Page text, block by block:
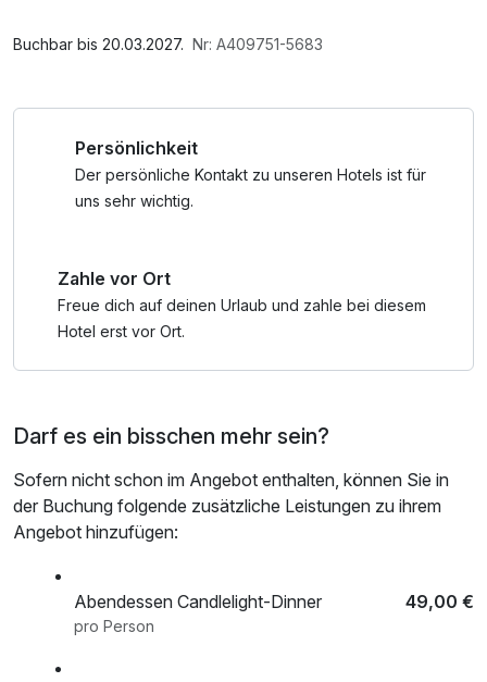
unseren malerischen kleinen Ort.
geeigneten idyllischen Bergsee mit großer Sonnenwiese
und der harztypischen Natur laden wir Sie zu einem
erholsamen, aber auch erlebnisreichen Urlaub ein.
des verschneiten Winterwaldes zur Verfügung.
Wir freuen uns auf Sie in unserem wunderschönem Harz!
1 x Welcome Drink, Saunabenutzung, Saunatuch,
Buchbar bis 20.03.2027. Nr: A409751-5683
Persönlichkeit
Der persönliche Kontakt zu unseren Hotels ist für
uns sehr wichtig.
Zahle vor Ort
Freue dich auf deinen Urlaub und zahle bei diesem
Hotel erst vor Ort.
Darf es ein bisschen mehr sein?
Sofern nicht schon im Angebot enthalten, können Sie in
der Buchung folgende zusätzliche Leistungen zu ihrem
Angebot hinzufügen:
Abendessen Candlelight-Dinner 49,00 €
pro Person